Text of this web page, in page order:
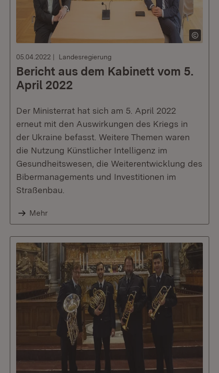
05.04.2022 Landesregierung
Bericht aus dem Kabinett vom 5.
April 2022
Der Ministerrat hat sich am 5. April 2022
erneut mit den Auswirkungen des Kriegs in
der Ukraine befasst. Weitere Themen waren
die Nutzung Künstlicher Intelligenz im
Gesundheitswesen, die Weiterentwicklung des
Bibermanagements und Investitionen im
Straßenbau.
Mehr